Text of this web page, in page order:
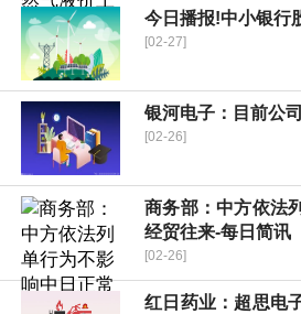
今日播报!中小银行
[02-27]
银河电子：目前公
[02-26]
商务部：中方依法
经贸往来-每日简讯
[02-26]
红日药业：超思电